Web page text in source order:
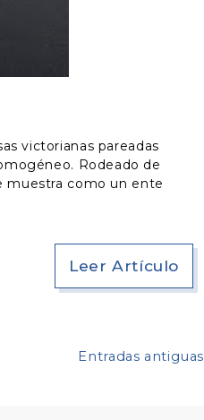
victorianas pareadas
Rodeado de
muestra como un ente
Leer Artículo
Entradas antiguas